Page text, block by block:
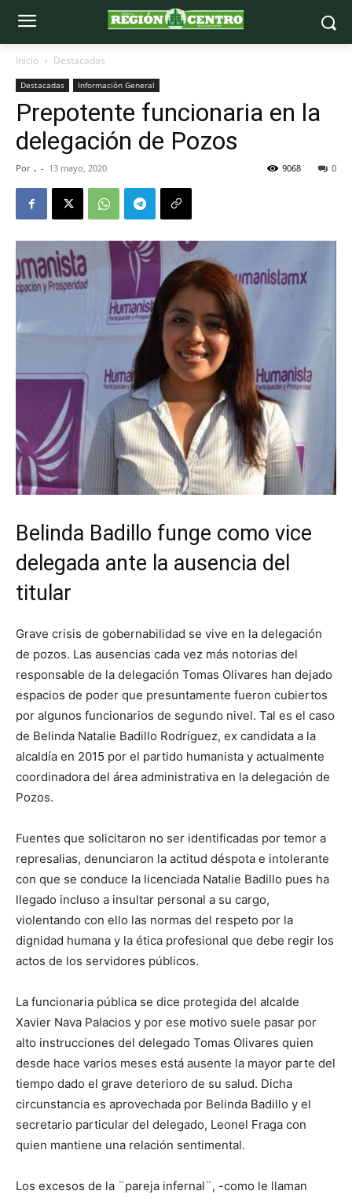
Inicio Destacadas
Destacadas Información General
Prepotente funcionaria en la
delegación de Pozos
Por . - 13 mayo, 2020 0
9068
Belinda Badillo funge como vice
delegada ante la ausencia del
titular
Grave crisis de gobernabilidad se vive en la delegación
de pozos. Las ausencias cada vez más notorias del
responsable de la delegación Tomas Olivares han dejado
espacios de poder que presuntamente fueron cubiertos
por algunos funcionarios de segundo nivel. Tal es el caso
de Belinda Natalie Badillo Rodríguez, ex candidata a la
alcaldía en 2015 por el partido humanista y actualmente
coordinadora del área administrativa en la delegación de
Pozos.
Fuentes que solicitaron no ser identificadas por temor a
represalias, denunciaron la actitud déspota e intolerante
con que se conduce la licenciada Natalie Badillo pues ha
llegado incluso a insultar personal a su cargo,
violentando con ello las normas del respeto por la
dignidad humana y la ética profesional que debe regir los
actos de los servidores públicos.
La funcionaria pública se dice protegida del alcalde
Xavier Nava Palacios y por ese motivo suele pasar por
alto instrucciones del delegado Tomas Olivares quien
desde hace varios meses está ausente la mayor parte del
tiempo dado el grave deterioro de su salud. Dicha
circunstancia es aprovechada por Belinda Badillo y el
secretario particular del delegado, Leonel Fraga con
quien mantiene una relación sentimental.
Los excesos de la ¨pareja infernal¨, -como le llaman